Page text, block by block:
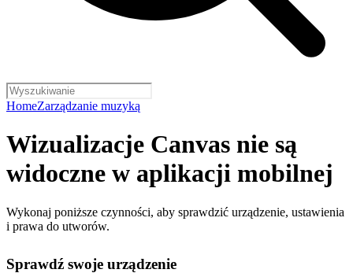
HomeZarządzanie muzyką
Wizualizacje Canvas nie są
widoczne w aplikacji mobilnej
Wykonaj poniższe czynności, aby sprawdzić urządzenie, ustawienia
i prawa do utworów.
Sprawdź swoje urządzenie